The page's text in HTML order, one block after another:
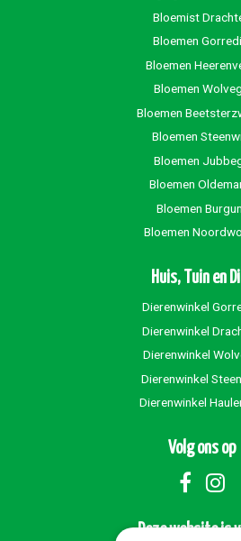
Bloemist
Bloemen
Bloemen
Bloemen
Bloemen
Bloemen
Bloemen
Bloemen
Bloemen
Bloemen
Huis, Tuin en
Dierenwinkel
Dierenwinkel
Dierenwinkel
Dierenwinkel
Dierenwinkel
Volg ons op
Deze website is